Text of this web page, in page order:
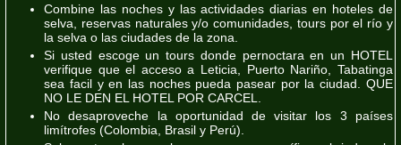
Combine las noches y las actividades diarias en hoteles de
selva, reservas naturales y/o comunidades, tours por el río y
la selva o las ciudades de la zona.
Si usted escoge un tours donde pernoctara en un HOTEL
verifique que el acceso a Leticia, Puerto Nariño, Tabatinga
sea facil y en las noches pueda pasear por la ciudad. QUE
NO LE DEN EL HOTEL POR CARCEL.
No desaproveche la oportunidad devisitar los 3 países
limítrofes (Colombia, Brasil y Perú).